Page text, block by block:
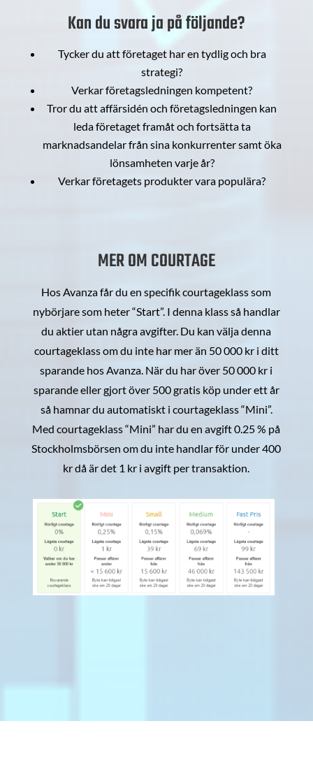
Kan du svara ja på följande?
Tycker du att företaget har en tydlig och bra
strategi?
Verkar företagsledningen kompetent?
Tror du att affärsidén och företagsledningen kan
leda företaget framåt och fortsätta ta
marknadsandelar från sina konkurrenter samt öka
lönsamheten varje år?
Verkar företagets produkter vara populära?
MER OM COURTAGE
Hos Avanza får du en specifik courtageklass som
nybörjare som heter “Start”. I denna klass så handlar
du aktier utan några avgifter. Du kan välja denna
courtageklass om du inte har mer än 50 000 kr i ditt
sparande hos Avanza. När du har över 50 000 kr i
sparande eller gjort över 500 gratis köp under ett år
så hamnar du automatiskt i courtageklass “Mini”.
Med courtageklass “Mini” har du en avgift 0.25 % på
Stockholmsbörsen om du inte handlar för under 400
kr då är det 1 kr i avgift per transaktion.